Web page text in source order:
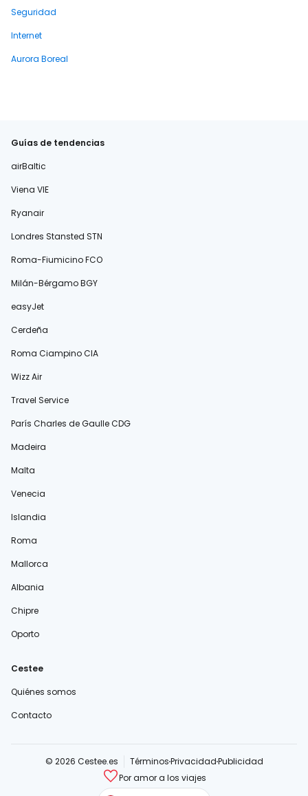
Seguridad
Internet
Aurora Boreal
Guías de tendencias
airBaltic
Viena VIE
Ryanair
Londres Stansted STN
Roma-Fiumicino FCO
Milán-Bérgamo BGY
easyJet
Cerdeña
Roma Ciampino CIA
Wizz Air
Travel Service
París Charles de Gaulle CDG
Madeira
Malta
Venecia
Islandia
Roma
Mallorca
Albania
Chipre
Oporto
Cestee
Quiénes somos
Contacto
© 2026 Cestee.es TérminosPrivacidadPublicidad
Por amor a los viajes
cestee.com